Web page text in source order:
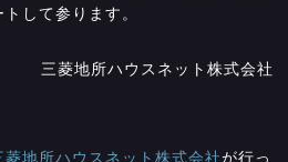
して参ります。
三菱地所ハウスネット株式会社
菱地所ハウスネット株式会社が行っ